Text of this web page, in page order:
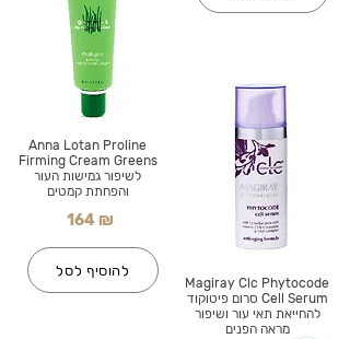
Anna Lotan Proline
Firming Cream Greens
לשיפור גמישות העור
והפחתת קמטים
164 ₪
להוסיף לסל
Magiray Clc Phytocode
Cell Serum סרום פיטוקוד
להחייאת תאי עור ושיפור
מראה הפנים